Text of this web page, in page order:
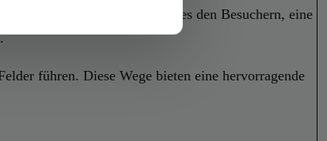
seine Gärten ermöglichen es den Besuchern, eine
führen. Diese Wege bieten eine hervorragende